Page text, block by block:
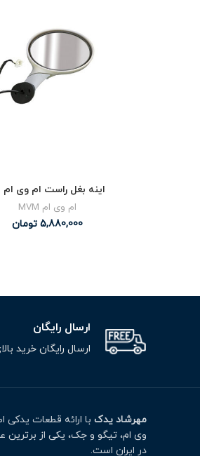
اینه بغل راست ام وی ام 110
ام وی ام MVM
5,880,000 تومان
ارسال رایگان
ارسال رایگان خرید بالای 5
مهرشاد یدک با ارائه قطعات یدکی
وی ام، تیگو و جک، یکی از برترین
در ایران است.